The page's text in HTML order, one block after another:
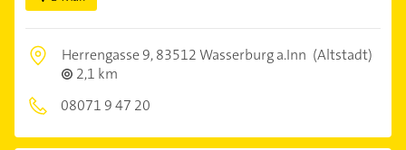
Herrengasse 9,83512 Wasserburg a.Inn (Altstadt)
2,1 km
08071 9 47 20